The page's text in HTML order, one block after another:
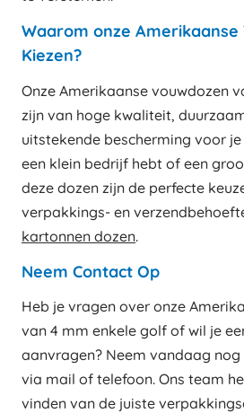
Waarom onze Amerikaanse
Kiezen?
Onze Amerikaanse vouwdozen
zijn van hoge kwaliteit,
uitstekende bescherming voor
een klein bedrijf hebt of een
deze dozen zijn de perfecte
verpakkings- en
kartonnen dozen.
Neem Contact Op
Heb je vragen over onze
van 4 mm enkele golf of wil je
aanvragen? Neem vandaag
via mail of telefoon. Ons team
vinden van de juiste